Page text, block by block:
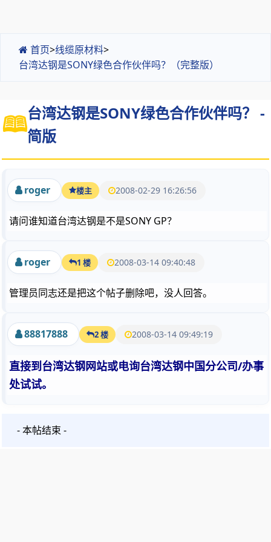
首页>线缆原材料>
台湾达钢是SONY绿色合作伙伴吗？（完整版）
台湾达钢是SONY绿色合作伙伴吗？ -
简版
roger 楼主 2008-02-29 16:26:56
请问谁知道台湾达钢是不是SONY GP？
roger 1 楼 2008-03-14 09:40:48
管理员同志还是把这个帖子删除吧，没人回答。
88817888 2 楼 2008-03-14 09:49:19
直接到台湾达钢网站或电询台湾达钢中国分公司/办事
处试试。
- 本帖结束 -